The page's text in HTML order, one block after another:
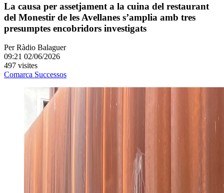
La causa per assetjament a la cuina del restaurant
del Monestir de les Avellanes s’amplia amb tres
presumptes encobridors investigats
Per Ràdio Balaguer
09:21 02/06/2026
497 visites
Comarca Successos